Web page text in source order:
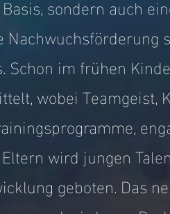
sondern auch
Schon im frühen
wobei Teamgeist,
wird jungen
geboten. Das